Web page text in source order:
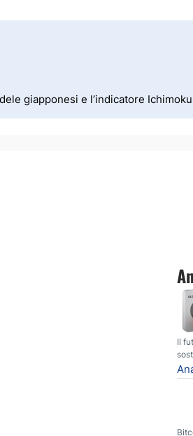
giapponesi e l’indicatore
Il
reti